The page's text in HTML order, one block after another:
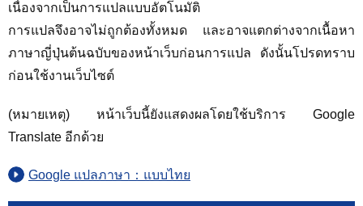
เนื่องจากเป็นการแปลแบบอัตโนมัติ
การแปลจึงอาจไม่ถูกต้องทั้งหมด และอาจแตกต่างจากเนื้อหา
ภาษาญี่ปุ่นต้นฉบับของหน้าเว็บก่อนการแปล ดังนั้นโปรดทราบ
ก่อนใช้งานเว็บไซต์
(หมายเหตุ) หน้าเว็บนี้ยังแสดงผลโดยใช้บริการ Google
Translate อีกด้วย
Google แปลภาษา：แบบไทย